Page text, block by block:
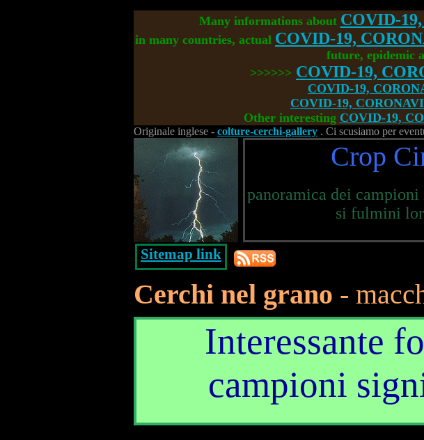
Many informations about COVID-
in many countries, actual COVID-19,
future, epidemic
>>>>>> COVID-19,
COVID-19,
COVID-19,
Other interesting COVID-19,
Originale inglese - colture-cerchi-gallery . Ci scusiamo per
Crop
panoramica dei
si fulmini
Sitemap link
Cerchi nel grano -
Interessante
campioni